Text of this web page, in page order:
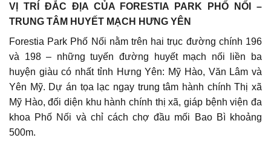
VỊ TRÍ ĐẮC ĐỊA CỦA FORESTIA PARK PHỐ NỐI –
TRUNG TÂM HUYẾT MẠCH HƯNG YÊN
Forestia Park Phố Nối nằm trên hai trục đường chính 196
và 198 – những tuyến đường huyết mạch nối liền ba
huyện giàu có nhất tỉnh Hưng Yên: Mỹ Hào, Văn Lâm và
Yên Mỹ. Dự án tọa lạc ngay trung tâm hành chính Thị xã
Mỹ Hào, đối diện khu hành chính thị xã, giáp bệnh viện đa
khoa Phố Nối và chỉ cách chợ đầu mối Bao Bì khoảng
500m.